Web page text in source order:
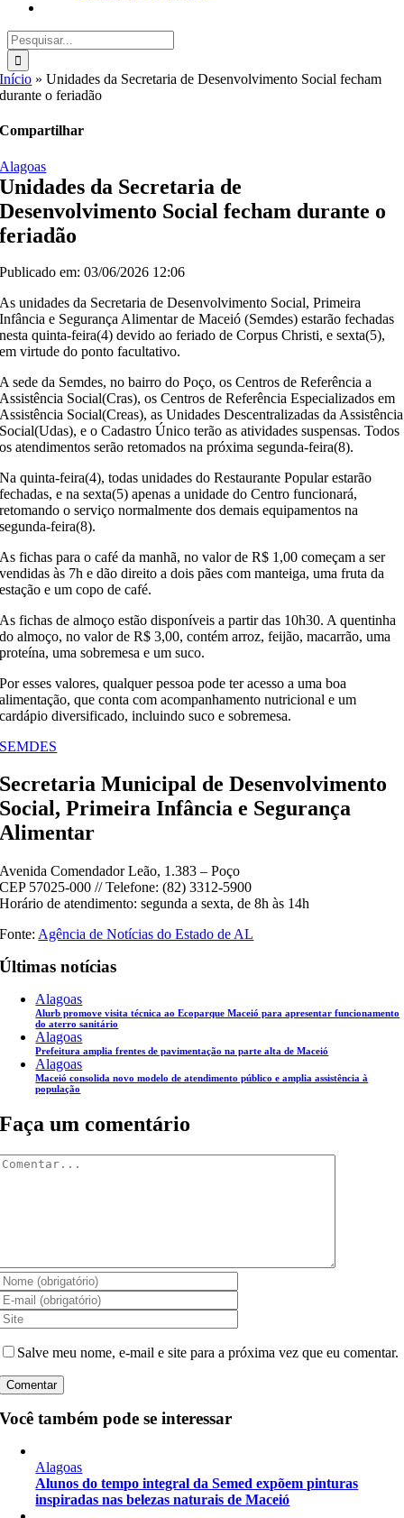
Buscar
resultados
para:
Início »Unidades da Secretaria de Desenvolvimento Social fecham
durante o feriadão
Compartilhar
Alagoas
Unidades da Secretaria de
Desenvolvimento Social fecham durante o
feriadão
Publicado em: 03/06/2026 12:06
As unidades da Secretaria de Desenvolvimento Social, Primeira
Infância e Segurança Alimentar de Maceió (Semdes)estarão fechadas
nesta quinta-feira(4) devido ao feriado de Corpus Christi, e sexta(5),
em virtude do ponto facultativo.
A sede da Semdes, no bairro do Poço, os Centros de Referência a
Assistência Social(Cras), os Centros de Referência Especializados em
Assistência Social(Creas), as Unidades Descentralizadas da Assistência
Social(Udas), e o Cadastro Único terão as atividades suspensas. Todos
os atendimentos serão retomados na próxima segunda-feira(8).
Na quinta-feira(4), todas unidades do Restaurante Popular estarão
fechadas, e na sexta(5) apenas a unidade do Centro funcionará,
retomando o serviço normalmente dos demais equipamentos na
segunda-feira(8).
As fichas para o café da manhã, no valor de R$ 1,00 começam a ser
vendidas às 7h e dão direito a dois pães com manteiga, uma fruta da
estação e um copo de café.
As fichas de almoço estão disponíveis a partir das 10h30. A quentinha
do almoço, no valor de R$ 3,00, contém arroz, feijão, macarrão, uma
proteína, uma sobremesa e um suco.
Por esses valores, qualquer pessoa pode ter acesso a uma boa
alimentação, que conta com acompanhamento nutricional e um
cardápio diversificado, incluindo suco e sobremesa.
SEMDES
Secretaria Municipal de Desenvolvimento
Social, Primeira Infância e Segurança
Alimentar
Avenida Comendador Leão, 1.383 – Poço
CEP 57025-000 // Telefone: (82) 3312-5900
Horário de atendimento: segunda a sexta, de 8h às 14h
Fonte: Agência de Notícias do Estado de AL
Últimas notícias
Alagoas
Alurb promove visita técnica ao Ecoparque Maceió para apresentar funcionamento
do aterro sanitário
Alagoas
Prefeitura amplia frentes de pavimentação na parte alta de Maceió
Alagoas
Maceió consolida novo modelo de atendimento público e amplia assistência à
população
Faça um comentário
Salve meu nome, e-mail e site para a próxima vez que eu comentar.
Você também pode se interessar
Alagoas
Alunos do tempo integral da Semed expõem pinturas
inspiradas nas belezas naturais de Maceió